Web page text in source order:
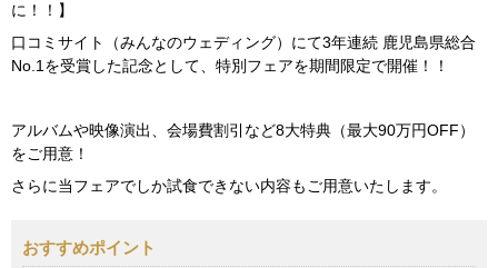
に！！】
口コミサイト（みんなのウェディング）にて3年連続 鹿児島県総合
No.1を受賞した記念として、特別フェアを期間限定で開催！！
アルバムや映像演出、会場費割引など8大特典（最大90万円OFF）
をご用意！
さらに当フェアでしか試食できない内容もご用意いたします。
おすすめポイント